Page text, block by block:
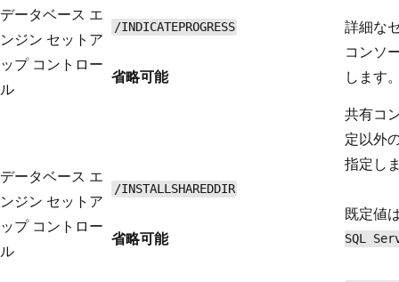
データベース エ
ンジン セットア
ップ コントロー
ル
/INDICATEPROGRESS
省略可能
詳細な
コンソ
します
データベース エ
ンジン セットア
ップ コントロー
ル
/INSTALLSHAREDDIR
省略可能
共有コ
定以外
指定し
既定値
SQL